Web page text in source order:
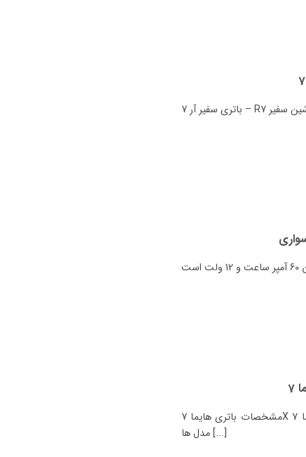
مشخصات باتری هایما 7X چیست؟ نوع هایما 7X باتری اصل باتری جایگزین همه
مدل ها [...]